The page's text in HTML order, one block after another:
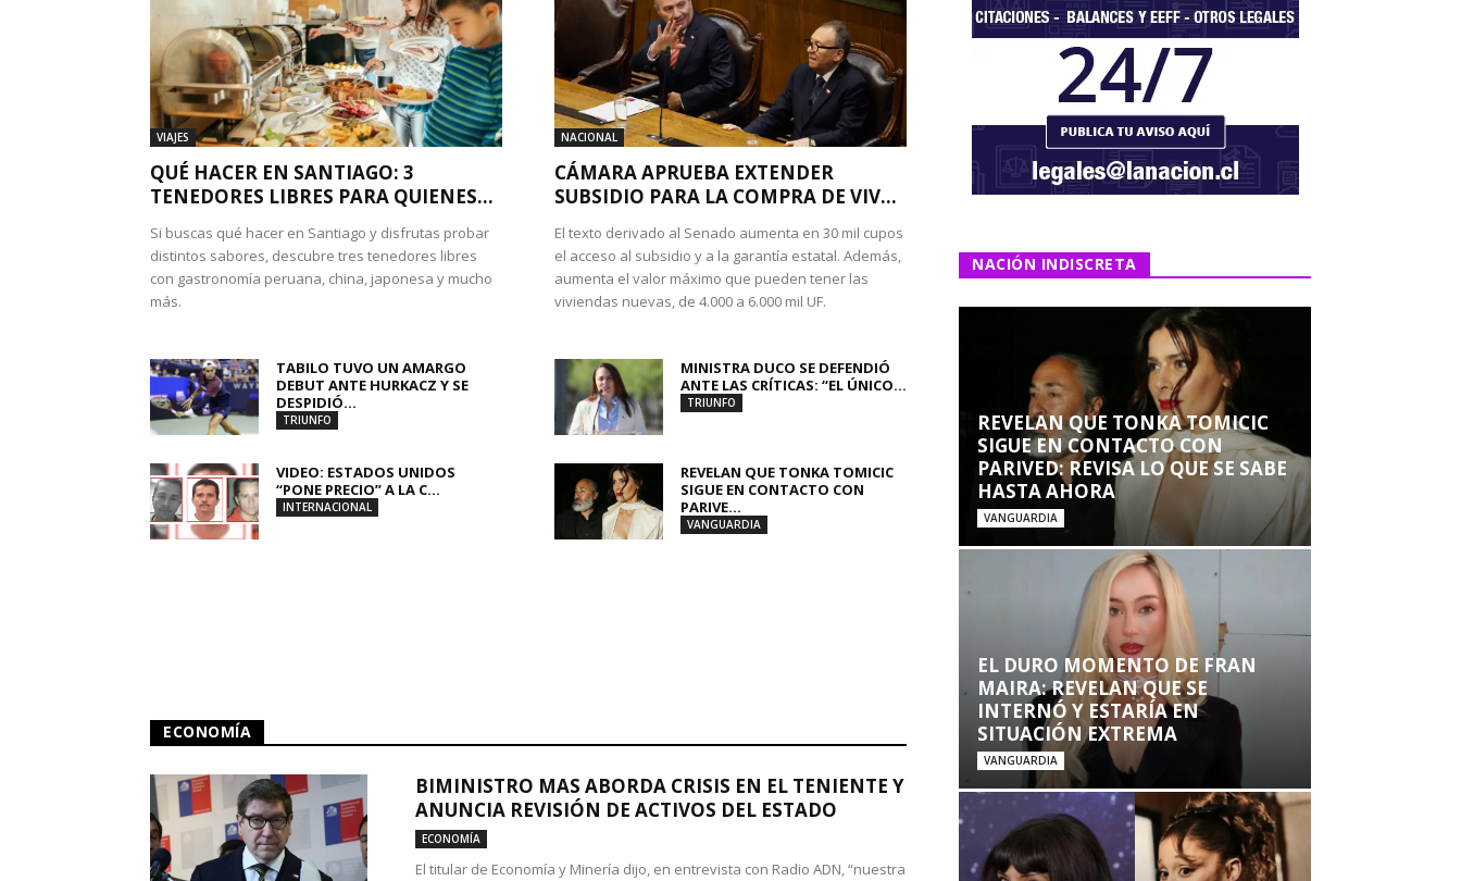
VIAJES
QUÉ HACER EN SANTIAGO: 3
TENEDORES LIBRES PARA QUIENES...
Si buscas qué hacer en Santiago y disfrutas probar
distintos sabores, descubre tres tenedores libres
con gastronomía peruana, china, japonesa y mucho
más.
NACIONAL
CÁMARA APRUEBA EXTENDER
SUBSIDIO PARA LA COMPRA DE VIV...
El texto derivado al Senado aumenta en 30 mil cupos
el acceso al subsidio y a la garantía estatal. Además,
aumenta el valor máximo que pueden tener las
viviendas nuevas, de 4.000 a 6.000 mil UF.
TABILO TUVO UN AMARGO
DEBUT ANTE HURKACZ Y SE
DESPIDIÓ...
TRIUNFO
MINISTRA DUCO SE DEFENDIÓ
ANTE LAS CRÍTICAS: “EL ÚNICO...
TRIUNFO
VIDEO: ESTADOS UNIDOS
“PONE PRECIO” A LA C...
INTERNACIONAL
REVELAN QUE TONKA TOMICIC
SIGUE EN CONTACTO CON
PARIVE...
VANGUARDIA
ECONOMÍA
BIMINISTRO MAS ABORDA CRISIS EN EL TENIENTE Y
ANUNCIA REVISIÓN DE ACTIVOS DEL ESTADO
ECONOMÍA
El titular de Economía y Minería dijo, en entrevista con Radio ADN, “nuestra
NACIÓN INDISCRETA
REVELAN QUE TONKA TOMICIC
SIGUE EN CONTACTO CON
PARIVED: REVISA LO QUE SE SABE
HASTA AHORA
VANGUARDIA
EL DURO MOMENTO DE FRAN
MAIRA: REVELAN QUE SE
INTERNÓ Y ESTARÍA EN
SITUACIÓN EXTREMA
VANGUARDIA